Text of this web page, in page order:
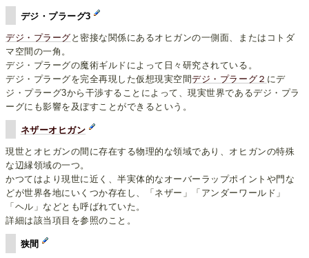
デジ・プラーグ3
デジ・プラーグ と密接な関係にあるオヒガンの一側面、またはコトダ
マ空間の一角。
デジ・プラーグの魔術ギルドによって日々研究されている。
デジ・プラーグを完全再現した仮想現実空間デジ・プラーグ２ にデ
ジ・プラーグ3から干渉することによって、現実世界であるデジ・プラ
ーグにも影響を及ぼすことができるという。
ネザーオヒガン
現世とオヒガンの間に存在する物理的な領域であり、オヒガンの特殊
な辺縁領域の一つ。
かつてはより現世に近く、半実体的なオーバーラップポイントや門な
どが世界各地にいくつか存在し、「ネザー」「アンダーワールド」
「ヘル」などとも呼ばれていた。
詳細は該当項目を参照のこと。
狭間